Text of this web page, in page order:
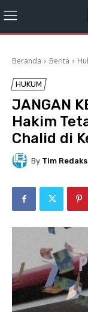
Beranda Berita
HUKUM
JANGAN
Hakim
Chalid di
By Tim